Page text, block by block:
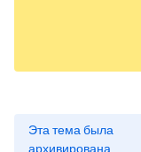
Эта тема была